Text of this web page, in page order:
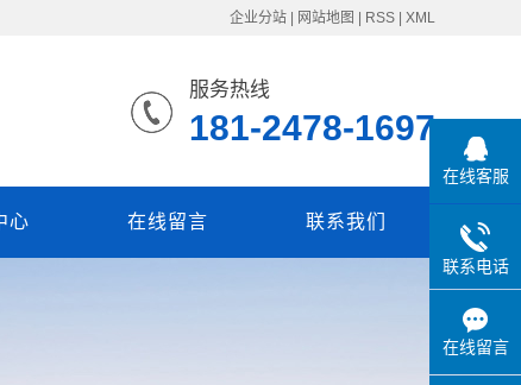
企业分站 网站地图 RSS XML
服务热线
181-2478-1697
心 在线留言 联系我们
在线客服
联系电话
在线留言